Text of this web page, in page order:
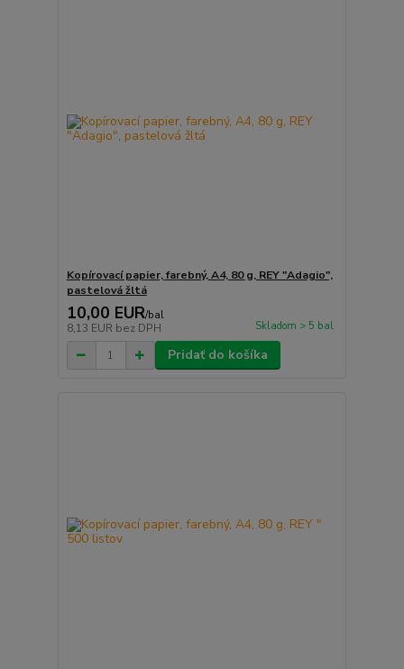
Kopírovací papier, farebný, A4, 80 g, REY "Adagio",
pastelová žltá
10,00 EUR/bal
8,13 EUR bez DPH Skladom > 5 bal
Pridať do košíka